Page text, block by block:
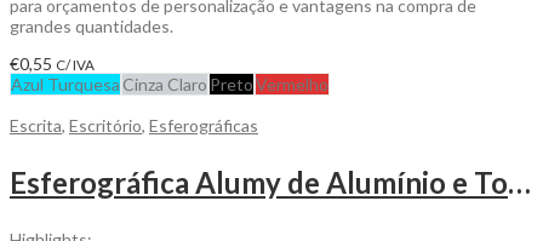
para orçamentos de personalização e vantagens na compra de
grandes quantidades.
€0,55 C/ IVA
Azul Turquesa Cinza Claro PretoVermelho
Escrita, Escritório, Esferográficas
Esferográfica Alumy de Alumínio e Touch para Personalizar